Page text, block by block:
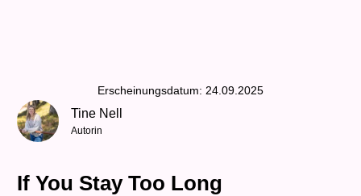
Erscheinungsdatum: 24.09.2025
Tine Nell
Autorin
If You Stay Too Long